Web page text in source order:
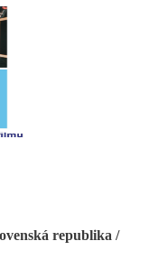
republika /